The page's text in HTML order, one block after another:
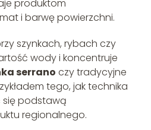
produktom
i barwę powierzchni.
szynkach, rybach czy
wody i koncentruje
serrano czy tradycyjne
tego, jak technika
się podstawą
regionalnego.